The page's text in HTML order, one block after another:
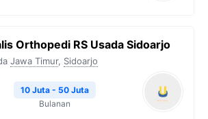
Orthopedi RS Usada Sidoarjo
Jawa Timur, Sidoarjo
10 Juta - 50 Juta
Bulanan